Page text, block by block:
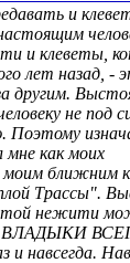
и
и клеветы,
лет назад, -
другим.
не под
Поэтому
мне как моих
ближним
Трассы".
нежити
навсегда.